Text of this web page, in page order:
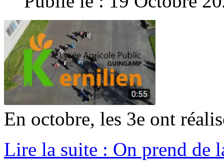
En octobre, les 3e ont
Lire la suite : On prend de